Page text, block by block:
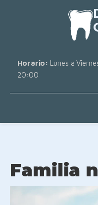
Horario: Lunes a
20:00
Familia